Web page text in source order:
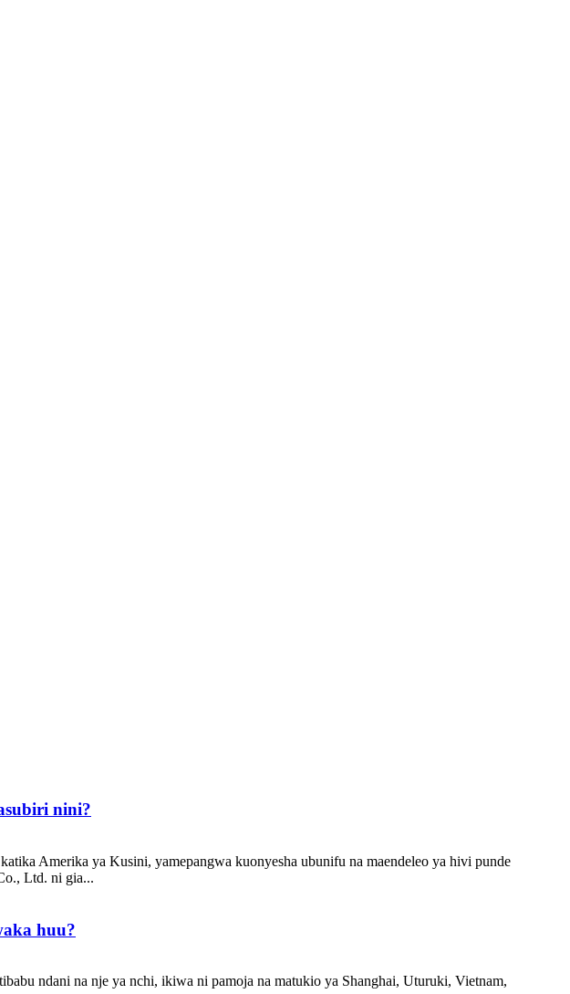
nini?
Amerika ya Kusini, yamepangwa kuonyesha ubunifu na maendeleo ya hivi punde
Ltd. ni gia...
huu?
ndani na nje ya nchi, ikiwa ni pamoja na matukio ya Shanghai, Uturuki, Vietnam,